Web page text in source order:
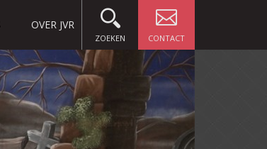
OVER JVR
CONTACT
ZOEKEN